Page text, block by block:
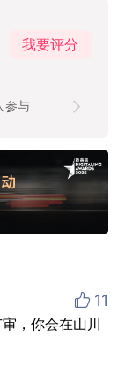
我要评分
参与
 11
，你会在山川